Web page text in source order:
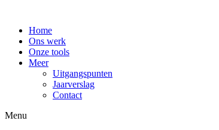
Home
Ons werk
Onze tools
Meer
Uitgangspunten
Jaarverslag
Contact
Menu